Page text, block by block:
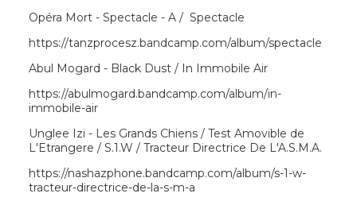
Opéra Mort - Spectacle - A / Spectacle
https://tanzprocesz.bandcamp.com/album/spectacle
Abul Mogard - Black Dust / In Immobile Air
https://abulmogard.bandcamp.com/album/in-
immobile-air
Unglee Izi - Les Grands Chiens / Test Amovible de
L'Etrangere / S.1.W / Tracteur Directrice De L'A.S.M.A.
https://nashazphone.bandcamp.com/album/s-1-w-
tracteur-directrice-de-la-s-m-a